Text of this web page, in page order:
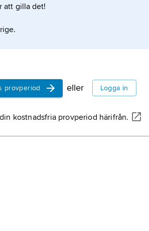
att gilla det!
provperiod eller Logga in
kostnadsfria provperiod härifrån.